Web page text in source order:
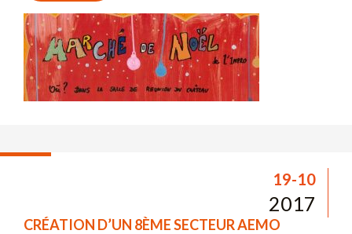
19-10
2017
CRÉATION D’UN 8ÈME SECTEUR AEMO